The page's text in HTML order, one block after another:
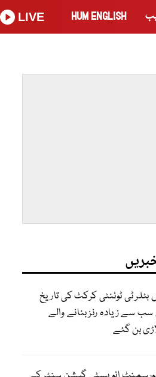
HUM ENGLISH
LIVE
ٹی ٹوئنٹی کرکٹ کی تاریخ
سے زیادہ رنز بنانے والے
بن گئے